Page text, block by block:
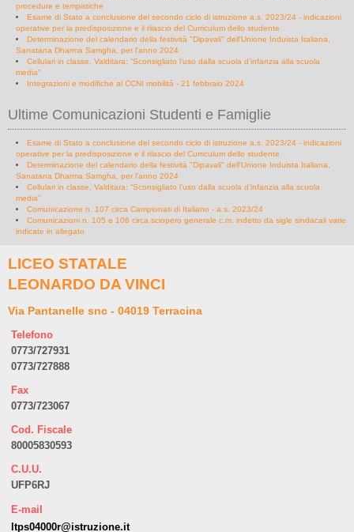
procedure e tempistiche
Esame di Stato a conclusione del secondo ciclo di istruzione a.s. 2023/24 - indicazioni
operative per la predisposizione e il rilascio del Curriculum dello studente
Determinazione del calendario della festività "Dipavali" dell'Unione Induista Italiana,
Sanatana Dharma Samgha, per l'anno 2024
Cellulari in classe, Valditara: “Sconsigliato l’uso dalla scuola d’infanzia alla scuola
media”
Integrazioni e modifiche al CCNI mobilità - 21 febbraio 2024
Ultime Comunicazioni Studenti e Famiglie
Esame di Stato a conclusione del secondo ciclo di istruzione a.s. 2023/24 - indicazioni
operative per la predisposizione e il rilascio del Curriculum dello studente
Determinazione del calendario della festività "Dipavali" dell'Unione Induista Italiana,
Sanatana Dharma Samgha, per l'anno 2024
Cellulari in classe, Valditara: “Sconsigliato l’uso dalla scuola d’infanzia alla scuola
media”
Comunicazione n. 107 circa Campionati di Italiano - a.s. 2023/24
Comunicazioni n. 105 e 106 circa sciopero generale c.m. indetto da sigle sindacali varie
indicate in allegato
LICEO STATALE
LEONARDO DA VINCI
Via Pantanelle snc - 04019 Terracina
Telefono
0773/727931
0773/727888
Fax
0773/723067
Cod. Fiscale
80005830593
C.U.U.
UFP6RJ
E-mail
ltps04000r@istruzione.it